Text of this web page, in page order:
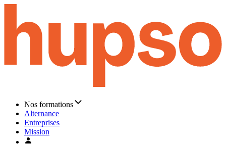
Nos formations
Alternance
Entreprises
Mission